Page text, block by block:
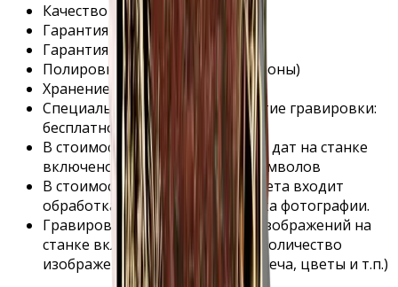
Качество гранита: высшее
Гарантия на материал: 40 лет.
Гарантия на установку 3 года.
Полировка: бесплатно (все стороны)
Хранение на складе: бесплатно
Специальное защитное покрытие гравировки:
бесплатно
В стоимость гравировки ФИО и дат на станке
включено любое количество символов
В стоимость гравировки портрета входит
обработка, ретушь и подготовка фотографии.
Гравировка дополнительных изображений на
станке включает в себя любое количество
изображений (фон, эпитафия, свеча, цветы и т.п.)